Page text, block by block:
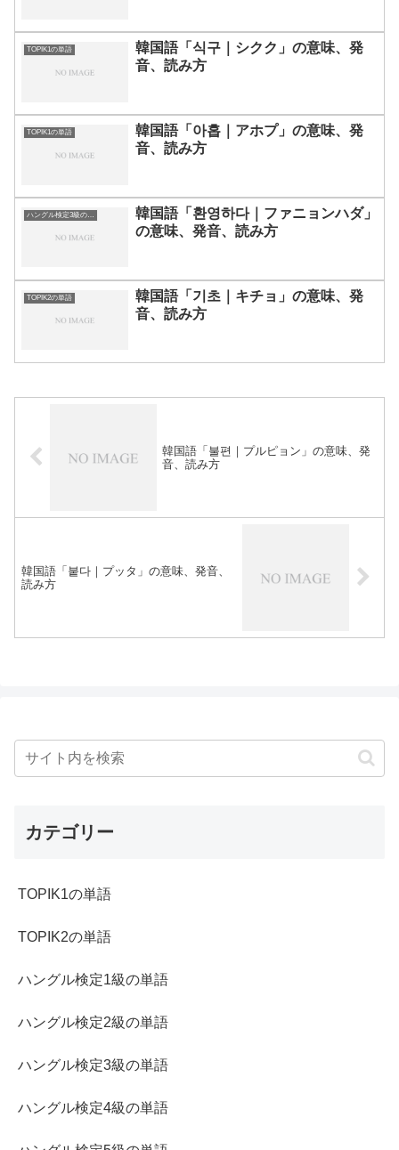
TOPIK1の単語
韓国語「식구｜シクク」の意味、発
音、読み方
TOPIK1の単語
韓国語「아홉｜アホプ」の意味、発
音、読み方
ハングル検定3級の単語
韓国語「환영하다｜ファニョンハダ」
の意味、発音、読み方
TOPIK2の単語
韓国語「기초｜キチョ」の意味、発
音、読み方
韓国語「불편｜プルピョン」の意味、発
音、読み方
韓国語「붙다｜プッタ」の意味、発音、
読み方
カテゴリー
TOPIK1の単語
TOPIK2の単語
ハングル検定1級の単語
ハングル検定2級の単語
ハングル検定3級の単語
ハングル検定4級の単語